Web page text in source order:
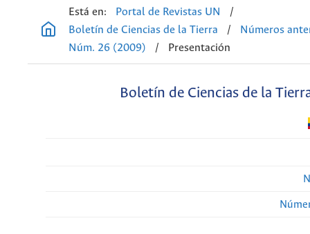
Está en: Portal de Revistas UN
/
Boletín de Ciencias de la Tierra
/
Números
Núm. 26 (2009)
/ Presentación
Boletín de Ciencias de la